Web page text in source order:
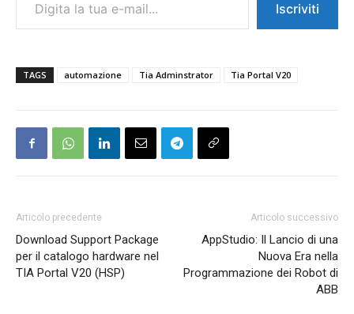
Iscriviti
TAGS automazione Tia Adminstrator Tia Portal V20
Articolo precedente
Download Support Package
per il catalogo hardware nel
TIA Portal V20 (HSP)
Articolo successivo
AppStudio: Il Lancio di una
Nuova Era nella
Programmazione dei Robot di
ABB